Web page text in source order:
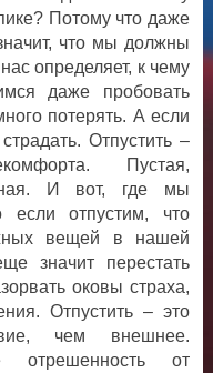
Потому что даже
что мы должны
определяет, к чему
даже пробовать
потерять. А если
Отпустить –
Пустая,
И вот, где мы
отпустим, что
вещей в нашей
значит перестать
оковы страха,
Отпустить – это
чем внешнее.
от